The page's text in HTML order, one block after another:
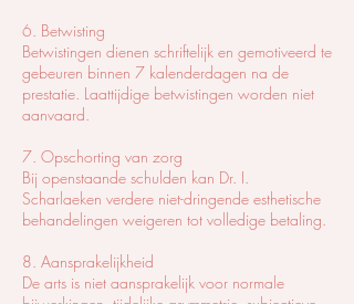
6. Betwisting
Betwistingen dienen schriftelijk en gemotiveerd te
gebeuren binnen 7 kalenderdagen na de
prestatie. Laattijdige betwistingen worden niet
aanvaard.
7. Opschorting van zorg
Bij openstaande schulden kan Dr. I.
Scharlaeken verdere niet-dringende esthetische
behandelingen weigeren tot volledige betaling.
8. Aansprakelijkheid
De arts is niet aansprakelijk voor normale